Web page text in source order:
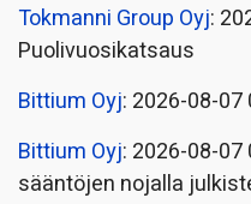
Tokmanni Group Oyj:
Puolivuosikatsaus
Bittium Oyj: 2026-08-
Bittium Oyj: 2026-08-
sääntöjen nojalla